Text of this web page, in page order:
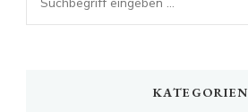
for
KATEGORIEN